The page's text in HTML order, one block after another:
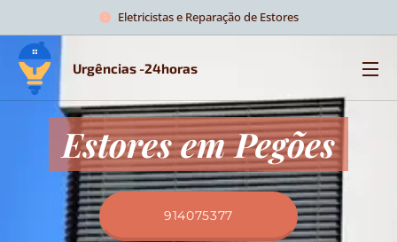
Eletricistas e Reparação de Estores
Urgências -24horas
Estores em Pegões
914075377